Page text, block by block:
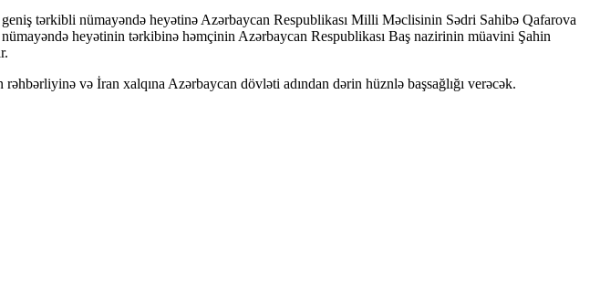
tərkibli nümayəndə heyətinə Azərbaycan Respublikası Milli Məclisinin Sədri Sahibə Qafarova
heyətinin tərkibinə həmçinin Azərbaycan Respublikası Baş nazirinin müavini Şahin
və İran xalqına Azərbaycan dövləti adından dərin hüznlə başsağlığı verəcək.